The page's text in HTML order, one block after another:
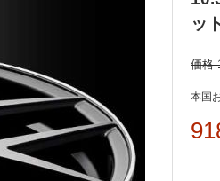
ッ
価格
本国